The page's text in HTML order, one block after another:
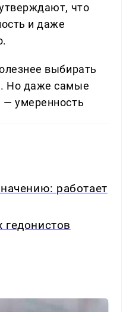
что
и даже
выбирать
Но даже самые
— умеренность
работает